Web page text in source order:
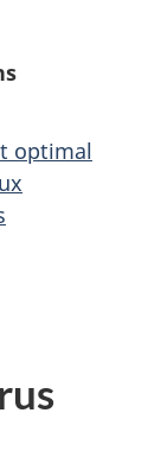
optimal